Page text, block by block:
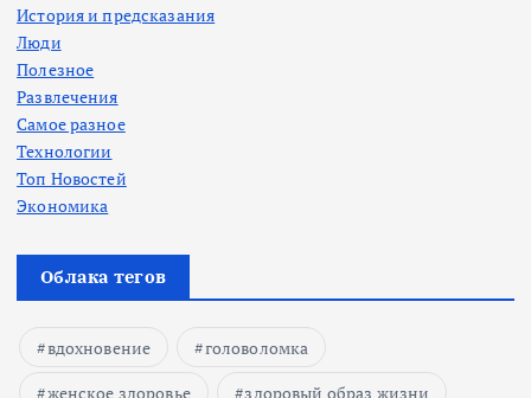
История и предсказания
Люди
Полезное
Развлечения
Самое разное
Технологии
Топ Новостей
Экономика
Облака тегов
вдохновение
головоломка
женское здоровье
здоровый образ жизни